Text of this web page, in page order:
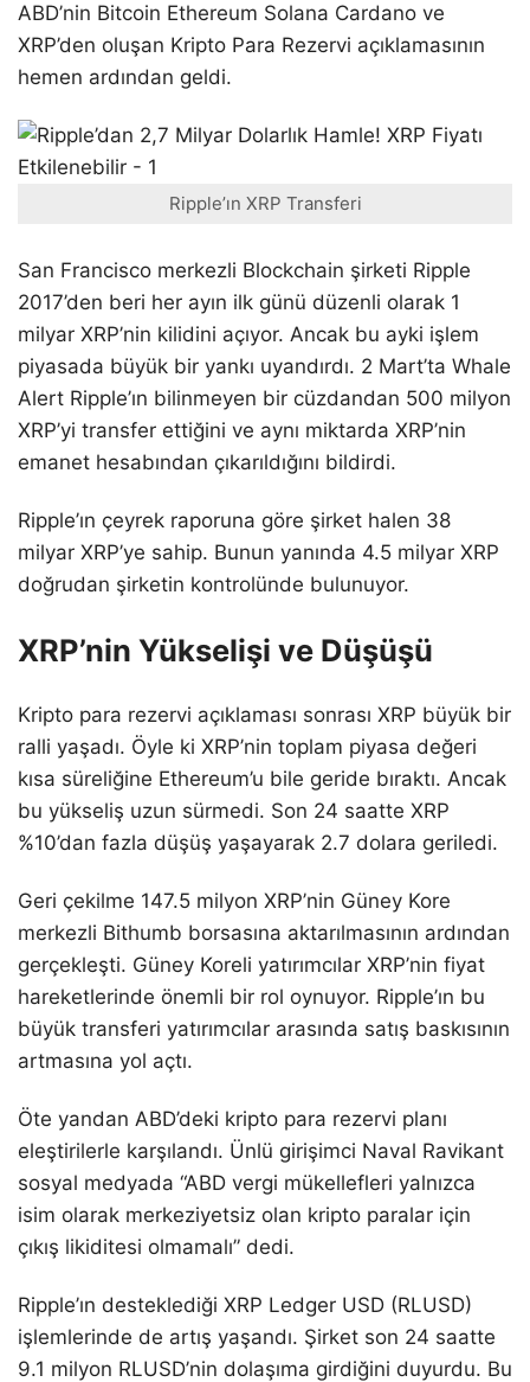
ABD’nin Bitcoin Ethereum Solana Cardano ve
XRP’den oluşan Kripto Para Rezervi açıklamasının
hemen ardından geldi.
Ripple’ın XRP Transferi
San Francisco merkezli Blockchain şirketi Ripple
2017’den beri her ayın ilk günü düzenli olarak 1
milyar XRP’nin kilidini açıyor. Ancak bu ayki işlem
piyasada büyük bir yankı uyandırdı. 2 Mart’ta Whale
Alert Ripple’ın bilinmeyen bir cüzdandan 500 milyon
XRP’yi transfer ettiğini ve aynı miktarda XRP’nin
emanet hesabından çıkarıldığını bildirdi.
Ripple’ın çeyrek raporuna göre şirket halen 38
milyar XRP’ye sahip. Bunun yanında 4.5 milyar XRP
doğrudan şirketin kontrolünde bulunuyor.
XRP’nin Yükselişi ve Düşüşü
Kripto para rezervi açıklaması sonrası XRP büyük bir
ralli yaşadı. Öyle ki XRP’nin toplam piyasa değeri
kısa süreliğine Ethereum’u bile geride bıraktı. Ancak
bu yükseliş uzun sürmedi. Son 24 saatte XRP
%10’dan fazla düşüş yaşayarak 2.7 dolara geriledi.
Geri çekilme 147.5 milyon XRP’nin Güney Kore
merkezli Bithumb borsasına aktarılmasının ardından
gerçekleşti. Güney Koreli yatırımcılar XRP’nin fiyat
hareketlerinde önemli bir rol oynuyor. Ripple’ın bu
büyük transferi yatırımcılar arasında satış baskısının
artmasına yol açtı.
Öte yandan ABD’deki kripto para rezervi planı
eleştirilerle karşılandı. Ünlü girişimci Naval Ravikant
sosyal medyada “ABD vergi mükellefleri yalnızca
isim olarak merkeziyetsiz olan kripto paralar için
çıkış likiditesi olmamalı” dedi.
Ripple’ın desteklediği XRP Ledger USD (RLUSD)
işlemlerinde de artış yaşandı. Şirket son 24 saatte
9.1 milyon RLUSD’nin dolaşıma girdiğini duyurdu. Bu